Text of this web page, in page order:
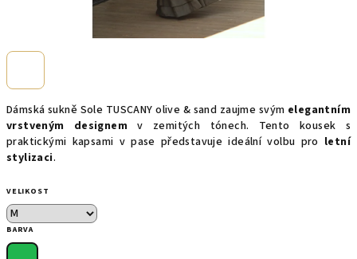
Dámská sukně Sole TUSCANY olive & sand zaujme svým elegantním
vrstveným designem v zemitých tónech. Tento kousek s
praktickými kapsami v pase představuje ideální volbu pro letní
stylizaci.
VELIKOST
BARVA